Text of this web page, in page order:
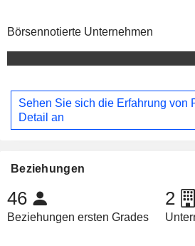
Börsennotierte Unternehmen
Sehen Sie sich die Erfahrung von
Detail an
Beziehungen
46
Beziehungen ersten Grades
2